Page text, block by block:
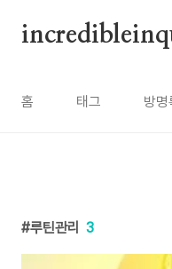
홈 태그 방명
루틴관리 3